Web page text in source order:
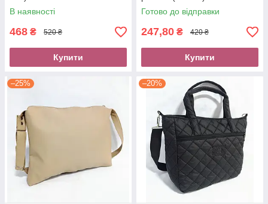
В наявності
468 ₴ 520 ₴
Купити
Готово до відправки
247,80 ₴ 420 ₴
Купити
–25% –20%